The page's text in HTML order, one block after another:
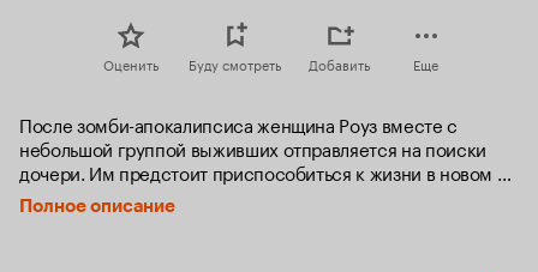
Оценить Буду смотреть Добавить Еще
После зомби-апокалипсиса женщина Роуз вместе с
небольшой группой выживших отправляется на поиски
дочери. Им предстоит приспособиться к жизни в новом
мире и ежедневно принимать непростые решения.
Полное описание